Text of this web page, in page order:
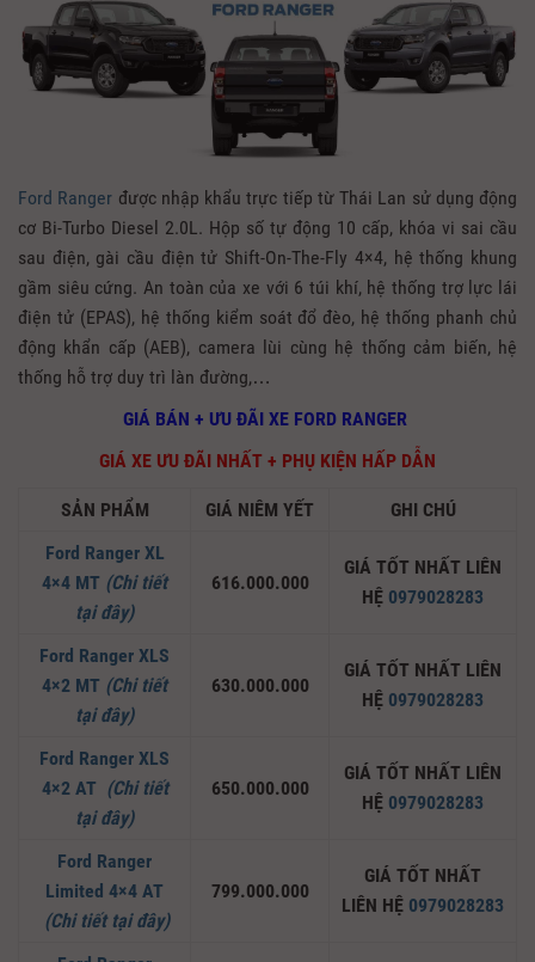
Ford Ranger được nhập khẩu trực tiếp từ Thái Lan sử dụng động
cơ Bi-Turbo Diesel 2.0L. Hộp số tự động 10 cấp, khóa vi sai cầu
sau điện, gài cầu điện tử Shift-On-The-Fly 4×4, hệ thống khung
gầm siêu cứng. An toàn của xe với 6 túi khí, hệ thống trợ lực lái
điện tử (EPAS), hệ thống kiểm soát đổ đèo, hệ thống phanh chủ
động khẩn cấp (AEB), camera lùi cùng hệ thống cảm biến, hệ
thống hỗ trợ duy trì làn đường,…
GIÁ BÁN + ƯU ĐÃI XE FORD RANGER
GIÁ XE ƯU ĐÃI NHẤT + PHỤ KIỆN HẤP DẪN
SẢN PHẨM GIÁ NIÊM YẾT
GHI CHÚ
Ford Ranger XL
4×4 MT (Chi tiết
tại đây)
616.000.000
GIÁ TỐT NHẤT LIÊN
HỆ 0979028283
Ford Ranger XLS
4×2 MT (Chi tiết
tại đây)
630.000.000
GIÁ TỐT NHẤT LIÊN
HỆ 0979028283
Ford Ranger XLS
4×2 AT (Chi tiết
tại đây)
650.000.000
GIÁ TỐT NHẤT LIÊN
HỆ 0979028283
Ford Ranger
Limited 4×4 AT
(Chi tiết tại đây)
799.000.000
GIÁ TỐT NHẤT
LIÊN HỆ 0979028283